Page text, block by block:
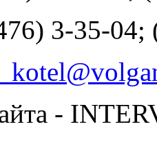
3-35-04;
-